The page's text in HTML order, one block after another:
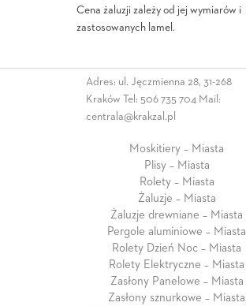
Cena żaluzji zależy od jej wymiarów i
zastosowanych lamel.
Adres: ul. Jęczmienna 28, 31-268
Kraków Tel: 506 735 704 Mail:
centrala@krakzal.pl
Moskitiery – Miasta
Plisy – Miasta
Rolety – Miasta
Żaluzje – Miasta
Żaluzje drewniane – Miasta
Pergole aluminiowe – Miasta
Rolety Dzień Noc – Miasta
Rolety Elektryczne – Miasta
Zasłony Panelowe – Miasta
Zasłony sznurkowe – Miasta